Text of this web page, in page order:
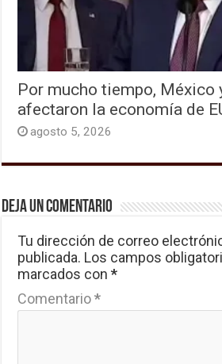
Por mucho tiempo, México
afectaron la economía de
agosto 5, 2026
Deja un comentario
Tu dirección de correo
publicada. Los campos
marcados con*
Comentario*